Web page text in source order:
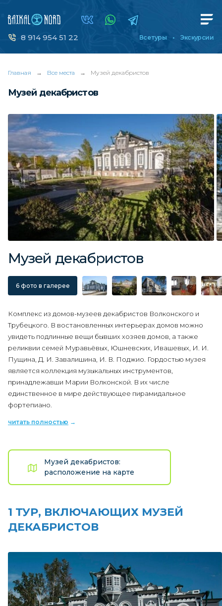
8 914 954 51 22 Все туры Экскурсии
Главная → Все места → Музей декабристов
Музей декабристов
Музей декабристов
6 фото в галерее
Комплекс из домов-музеев декабристов Волконского и
Трубецкого. В востановленных интерьерах домов можно
увидеть подлинные вещи бывших хозяев домов, а также
реликвии семей Муравьёвых, Юшневских, Ивашевых, И. И.
Пущина, Д. И. Завалишина, И. В. Поджио. Гордостью музея
является коллекция музыкальных инструментов,
принадлежавши Марии Волконской. В их числе
единственное в мире действующее пирамидальное
фортепиано.
читать полностью
Музей декабристов:
расположение на карте
1 ТУР, ВКЛЮЧАЮЩИХ МУЗЕЙ
ДЕКАБРИСТОВ